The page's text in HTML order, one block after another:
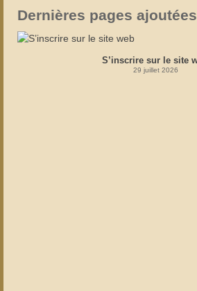
Dernières pages ajoutées
S’inscrire sur le site
29 juillet 2026